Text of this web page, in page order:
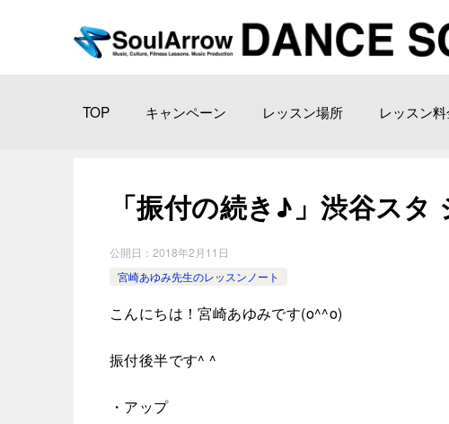
TOP キャンペーン レッスン場所 レッスン
「振付の続き♪」渋谷ス
公開日： 2018年2月11日
宮崎あゆみ先生のレッスンノート
こんにちは！宮崎あゆみです(o^^o)
振付後半です^ ^
・アップ